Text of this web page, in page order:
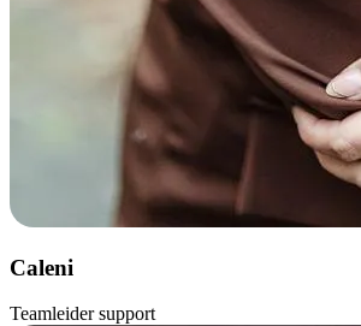
Caleni
Teamleider support